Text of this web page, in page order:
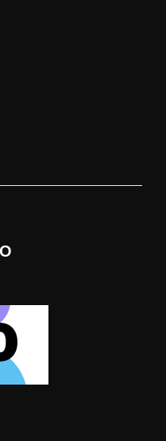
дереве, оригинальный
фото по дереву